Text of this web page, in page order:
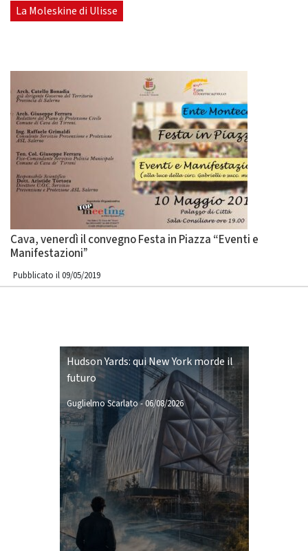
La Moleskine di Ulisse
Cava, venerdì il convegno Festa in Piazza “Eventi e
Manifestazioni”
Pubblicato il 09/05/2019
Hudson Yards: qui New York morde il
futuro
Guglielmo Scarlato-06/08/2026